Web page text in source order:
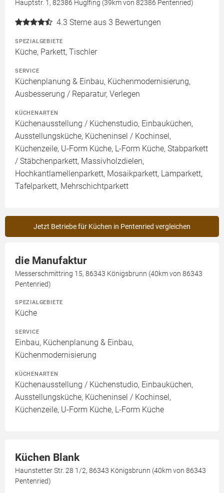
Hauptstr. 1, 82386 Huglfing (39km von 82386 Pentenried)
4.3 Sterne aus 3 Bewertungen
SPEZIALGEBIETE
Küche, Parkett, Tischler
SERVICE
Küchenplanung & Einbau, Küchenmodernisierung,
Ausbesserung / Reparatur, Verlegen
KÜCHENARTEN
Küchenausstellung / Küchenstudio, Einbauküchen,
Ausstellungsküche, Kücheninsel / Kochinsel,
Küchenzeile, U-Form Küche, L-Form Küche, Stabparkett
/ Stäbchenparkett, Massivholzdielen,
Hochkantlamellenparkett, Mosaikparkett, Lamparkett,
Tafelparkett, Mehrschichtparkett
Jetzt Betriebe für Küchen in Pentenried vergleichen
die Manufaktur
Messerschmittring 15, 86343 Königsbrunn (40km von 86343
Pentenried)
SPEZIALGEBIETE
Küche
SERVICE
Einbau, Küchenplanung & Einbau,
Küchenmodernisierung
KÜCHENARTEN
Küchenausstellung / Küchenstudio, Einbauküchen,
Ausstellungsküche, Kücheninsel / Kochinsel,
Küchenzeile, U-Form Küche, L-Form Küche
Küchen Blank
Haunstetter Str. 28 1/2, 86343 Königsbrunn (40km von 86343
Pentenried)